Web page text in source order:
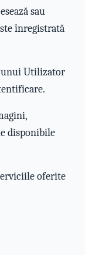
sau
înregistrată
unui Utilizator
disponibile
oferite